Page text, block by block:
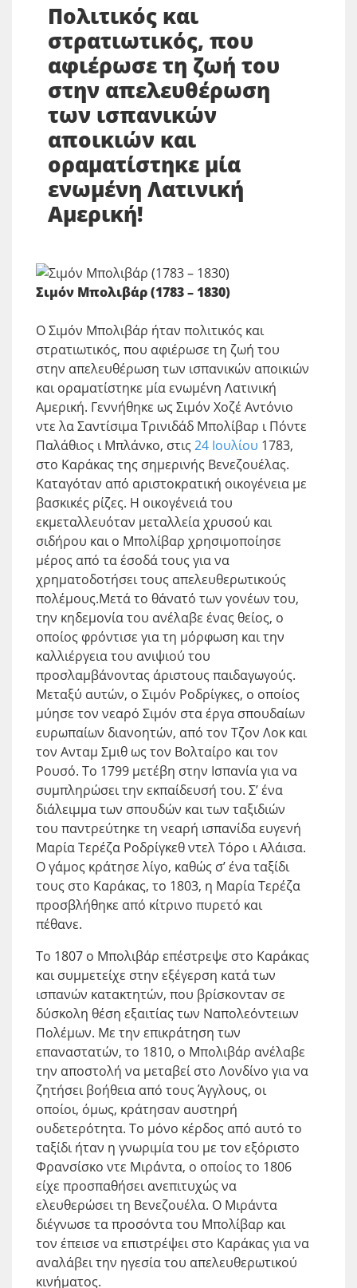
Πολιτικός και
στρατιωτικός, που
αφιέρωσε τη ζωή του
στην απελευθέρωση
των ισπανικών
αποικιών και
οραματίστηκε μία
ενωμένη Λατινική
Αμερική!
Σιμόν Μπολιβάρ (1783 – 1830)
Ο Σιμόν Μπολιβάρ ήταν πολιτικός και
στρατιωτικός, που αφιέρωσε τη ζωή του
στην απελευθέρωση των ισπανικών αποικιών
και οραματίστηκε μία ενωμένη Λατινική
Αμερική. Γεννήθηκε ως Σιμόν Χοζέ Αντόνιο
ντε λα Σαντίσιμα Τρινιδάδ Μπολίβαρ ι Πόντε
Παλάθιος ι Μπλάνκο, στις 24 Ιουλίου 1783,
στο Καράκας της σημερινής Βενεζουέλας.
Καταγόταν από αριστοκρατική οικογένεια με
βασκικές ρίζες. Η οικογένειά του
εκμεταλλευόταν μεταλλεία χρυσού και
σιδήρου και ο Μπολίβαρ χρησιμοποίησε
μέρος από τα έσοδά τους για να
χρηματοδοτήσει τους απελευθερωτικούς
πολέμους.Μετά το θάνατό των γονέων του,
την κηδεμονία του ανέλαβε ένας θείος, ο
οποίος φρόντισε για τη μόρφωση και την
καλλιέργεια του ανιψιού του
προσλαμβάνοντας άριστους παιδαγωγούς.
Μεταξύ αυτών, ο Σιμόν Ροδρίγκες, ο οποίος
μύησε τον νεαρό Σιμόν στα έργα σπουδαίων
ευρωπαίων διανοητών, από τον Τζον Λοκ και
τον Ανταμ Σμιθ ως τον Βολταίρο και τον
Ρουσό. Το 1799 μετέβη στην Ισπανία για να
συμπληρώσει την εκπαίδευσή του. Σ’ ένα
διάλειμμα των σπουδών και των ταξιδιών
του παντρεύτηκε τη νεαρή ισπανίδα ευγενή
Μαρία Τερέζα Ροδρίγκεθ ντελ Τόρο ι Αλάισα.
Ο γάμος κράτησε λίγο, καθώς σ’ ένα ταξίδι
τους στο Καράκας, το 1803, η Μαρία Τερέζα
προσβλήθηκε από κίτρινο πυρετό και
πέθανε.
Το 1807 ο Μπολιβάρ επέστρεψε στο Καράκας
και συμμετείχε στην εξέγερση κατά των
ισπανών κατακτητών, που βρίσκονταν σε
δύσκολη θέση εξαιτίας των Ναπολεόντειων
Πολέμων. Με την επικράτηση των
επαναστατών, το 1810, ο Μπολιβάρ ανέλαβε
την αποστολή να μεταβεί στο Λονδίνο για να
ζητήσει βοήθεια από τους Άγγλους, οι
οποίοι, όμως, κράτησαν αυστηρή
ουδετερότητα. Το μόνο κέρδος από αυτό το
ταξίδι ήταν η γνωριμία του με τον εξόριστο
Φρανσίσκο ντε Μιράντα, ο οποίος το 1806
είχε προσπαθήσει ανεπιτυχώς να
ελευθερώσει τη Βενεζουέλα. Ο Μιράντα
διέγνωσε τα προσόντα του Μπολίβαρ και
τον έπεισε να επιστρέψει στο Καράκας για να
αναλάβει την ηγεσία του απελευθερωτικού
κινήματος.